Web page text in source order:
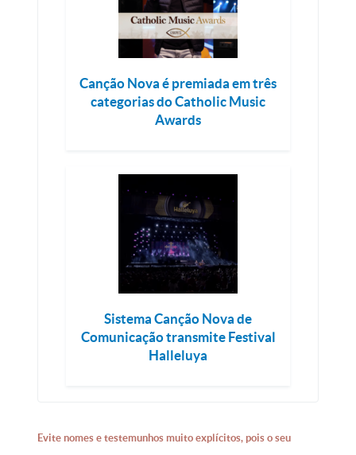
Canção Nova é premiada em três
categorias do Catholic Music
Awards
Sistema Canção Nova de
Comunicação transmite Festival
Halleluya
Evite nomes e testemunhos muito explícitos, pois o seu